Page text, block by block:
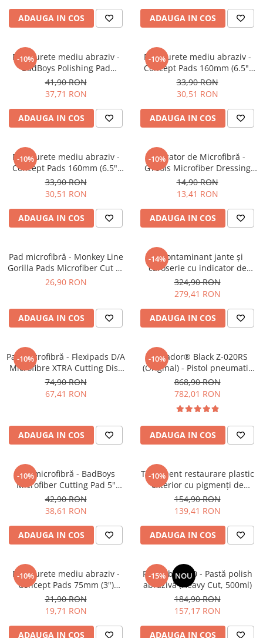
Mănuşi Spălare
Lavete Microfibră
Aplicatoare Microfibră
Accesorii Detailing Auto
Pulverizatoare
Pensule şi Perii
Mănuşi Nitril / Diverse
Kit-uri Detailing
Seria PRO (5L & 25L)
Interior
Jante şi Anvelope
Paint Protection Film (PPF)
Oferte Speciale
Distinct Lifestyle
Acreditări & Training
ADAUGA IN COS ADAUGA IN COS
-10%
Pad burete mediu abraziv -
BadBoys Polishing Pad
130/150mm
41,90 RON
37,71 RON
ADAUGA IN COS
-10%
Pad burete mediu abraziv -
Concept Pads 160mm (6.5")
Orange Medium-Cut Pad
33,90 RON
30,51 RON
ADAUGA IN COS
-10%
Pad burete mediu abraziv -
Concept Pads 160mm (6.5")
Yellow Polishing Pad
33,90 RON
30,51 RON
ADAUGA IN COS
-10%
Aplicator de Microfibră -
GTools Microfiber Dressing
Applicator
14,90 RON
13,41 RON
ADAUGA IN COS
Pad microfibră - Monkey Line
Gorilla Pads Microfiber Cut N'
Polish Pad 80mm
26,90 RON
ADAUGA IN COS
-14%
Decontaminant jante și
caroserie cu indicator de
reacție - Shiny Garage D-Tox
One Iron Remover (5L)
324,90 RON
279,41 RON
ADAUGA IN COS
-10%
Pad microfibră - Flexipads D/A
Microfibre XTRA Cutting Disc
6" (155mm)
74,90 RON
67,41 RON
ADAUGA IN COS
-10%
Tornador® Black Z-020RS
(Original) - Pistol pneumatic
pentru curățare
868,90 RON
782,01 RON
ADAUGA IN COS
-10%
Pad microfibră - BadBoys
Microfiber Cutting Pad 5"
(125mm)
42,90 RON
38,61 RON
ADAUGA IN COS
-10%
Tratament restaurare plastic
exterior cu pigmenți de
carbon, 56ml - Solution Finish
Black Trim Restorer (56ml)
154,90 RON
139,41 RON
ADAUGA IN COS
-10%
Pad burete mediu abraziv -
Concept Pads 75mm (3")
Yellow Polishing Pad
21,90 RON
19,71 RON
ADAUGA IN COS
-15% NOU
Feynlab® A50 - Pastă polish
abrazivă (Heavy Cut, 500ml)
184,90 RON
157,17 RON
ADAUGA IN COS